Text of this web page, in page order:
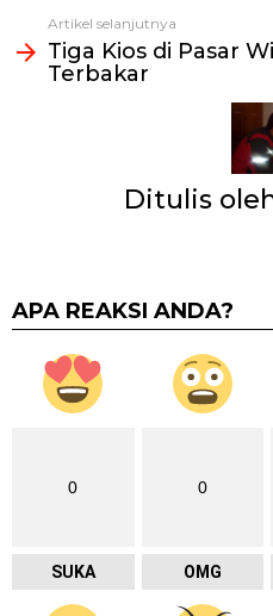
Artikel selanjutnya
Tiga Kios di Pasar
Terbakar
Ditulis
APA REAKSI ANDA?
0
SUKA
0
OMG